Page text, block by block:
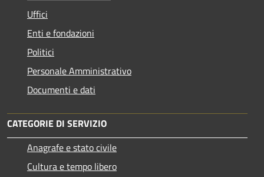
Uffici
Enti e fondazioni
Politici
Personale Amministrativo
Documenti e dati
CATEGORIE DI SERVIZIO
Anagrafe e stato civile
Cultura e tempo libero